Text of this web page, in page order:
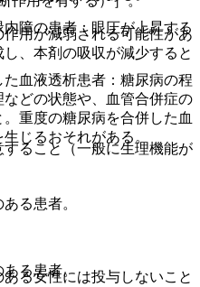
用が減弱される可能性があ
、本剤の吸収が減少すると
ること（一般に生理機能が
る女性には投与しないこと
障の患者：眼圧が上昇する
血液透析患者：糖尿病の程
どの状態や、血管合併症の
重度の糖尿病を合併した血
じるおそれがある。
る患者。
る患者。